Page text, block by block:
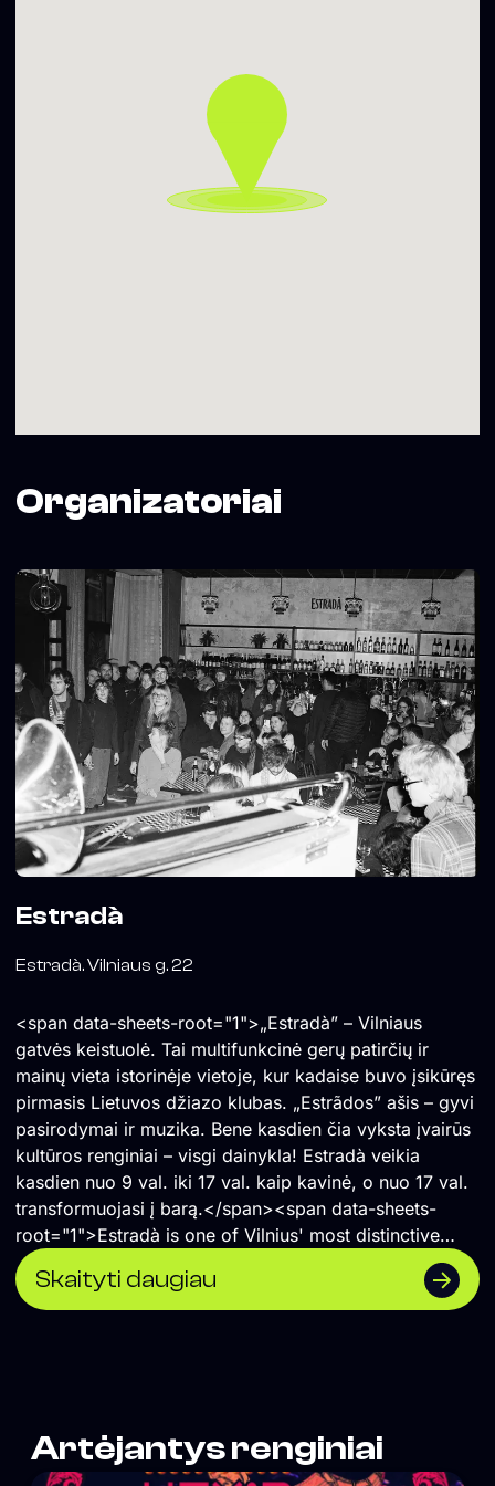
Organizatoriai
Estradà
Estradà. Vilniaus g. 22
<span data-sheets-root="1">„Estradà” – Vilniaus
gatvės keistuolė. Tai multifunkcinė gerų patirčių ir
mainų vieta istorinėje vietoje, kur kadaise buvo įsikūręs
pirmasis Lietuvos džiazo klubas. „Estrãdos” ašis – gyvi
pasirodymai ir muzika. Bene kasdien čia vyksta įvairūs
kultūros renginiai – visgi dainykla! Estradà veikia
kasdien nuo 9 val. iki 17 val. kaip kavinė, o nuo 17 val.
transformuojasi į barą.</span><span data-sheets-
root="1">Estradà is one of Vilnius' most distinctive
cultural spaces—a multifunctional venue for shared
experiences, creativity, and exchange, located in the
historic building that once housed Lithuania's first jazz
evening.</span>
Skaityti daugiau
Artėjantys renginiai